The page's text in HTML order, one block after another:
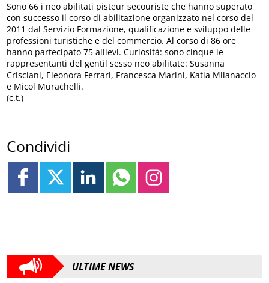
Sono 66 i neo abilitati pisteur secouriste che hanno superato
con successo il corso di abilitazione organizzato nel corso del
2011 dal Servizio Formazione, qualificazione e sviluppo delle
professioni turistiche e del commercio. Al corso di 86 ore
hanno partecipato 75 allievi. Curiosità: sono cinque le
rappresentanti del gentil sesso neo abilitate: Susanna
Crisciani, Eleonora Ferrari, Francesca Marini, Katia Milanaccio
e Micol Murachelli.
(c.t.)
Condividi
ULTIME NEWS